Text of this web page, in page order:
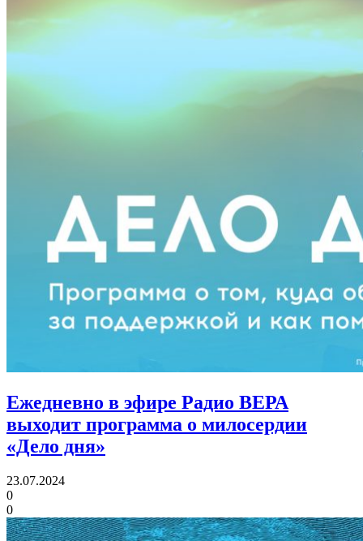
Ежедневно в эфире Радио ВЕРА
выходит программа о милосердии
«Дело дня»
23.07.2024
0
0